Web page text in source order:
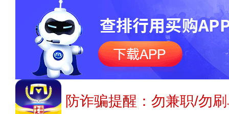
防诈骗提醒：勿兼职/勿